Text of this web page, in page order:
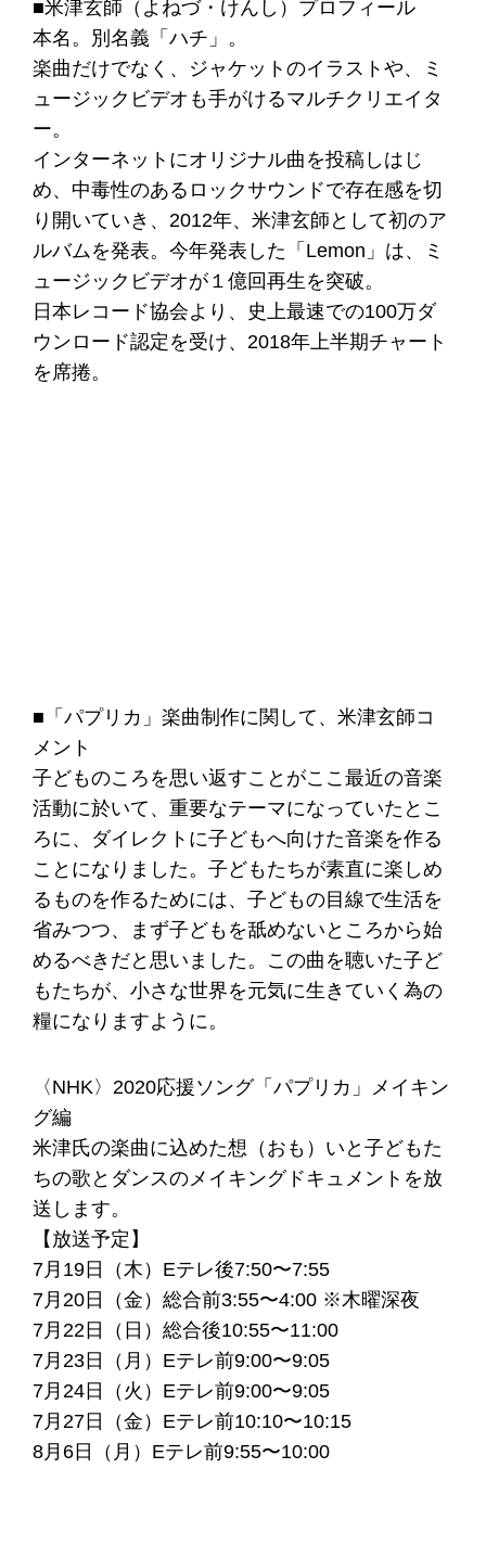
■米津玄師（よねづ・けんし）プロフィール
本名。別名義「ハチ」。
楽曲だけでなく、ジャケットのイラストや、ミ
ュージックビデオも手がけるマルチクリエイタ
ー。
インターネットにオリジナル曲を投稿しはじ
め、中毒性のあるロックサウンドで存在感を切
り開いていき、2012年、米津玄師として初のア
ルバムを発表。今年発表した「Lemon」は、ミ
ュージックビデオが１億回再生を突破。
日本レコード協会より、史上最速での100万ダ
ウンロード認定を受け、2018年上半期チャート
を席捲。
■「パプリカ」楽曲制作に関して、米津玄師コ
メント
子どものころを思い返すことがここ最近の音楽
活動に於いて、重要なテーマになっていたとこ
ろに、ダイレクトに子どもへ向けた音楽を作る
ことになりました。子どもたちが素直に楽しめ
るものを作るためには、子どもの目線で生活を
省みつつ、まず子どもを舐めないところから始
めるべきだと思いました。この曲を聴いた子ど
もたちが、小さな世界を元気に生きていく為の
糧になりますように。
〈NHK〉2020応援ソング「パプリカ」メイキン
グ編
米津氏の楽曲に込めた想（おも）いと子どもた
ちの歌とダンスのメイキングドキュメントを放
送します。
【放送予定】
7月19日（木）Eテレ後7:50〜7:55
7月20日（金）総合前3:55〜4:00 ※木曜深夜
7月22日（日）総合後10:55〜11:00
7月23日（月）Eテレ前9:00〜9:05
7月24日（火）Eテレ前9:00〜9:05
7月27日（金）Eテレ前10:10〜10:15
8月6日（月）Eテレ前9:55〜10:00